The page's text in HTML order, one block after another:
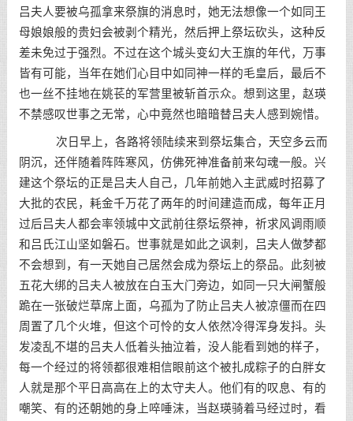
吕夫人要被乌孤拿来祭旗的消息时，她无法想像一个如同王
母娘娘般的贵妇会被剥个精光，然后押上祭坛砍头，这种反
差未免过于强烈。不过在这个城头变幻大王旗的年代，万事
皆有可能，当年在她们心目中如同神一样的毛皇后，最后不
也一丝不挂地在姚苌的军营里被斩首示众。想到这里，赵瑛
不禁感叹世事之无常，心中竟然也暗暗替吕夫人感到婉惜。
次日早上，各路将领陆续来到祭坛集合，天空多云而
阴沉，还伴随着阵阵寒风，仿佛死神准备前来勾魂一般。兴
建这个祭坛的正是吕夫人自己，几年前她入主武威时招募了
大批的农民，耗金千万花了两年的时间建造而成，每年正月
过后吕夫人都会率领城中文武前往祭坛祭神，祈求风调雨顺
和吕氏江山坚如磐石。世事就是如此之讽刺，吕夫人做梦都
不会想到，有一天她自己居然会成为祭坛上的祭品。此刻被
五花大绑的吕夫人被放在白玉大门旁边，如同一只大闸蟹般
跪在一张破烂草席上面，乌孤为了防止吕夫人被凉僵而在四
周置了几个火堆，但这个可怜的女人依然冷得浑身发抖。头
发凌乱不堪的吕夫人低着头抽泣着，没人能看到她的样子，
每一个经过的将领都很难相信眼前这个被扎成粽子的白胖女
人就是那个平日高高在上的太守夫人。他们有的叹息、有的
嘲笑、有的还朝她的身上啐唾沫，当赵瑛骑着马经过时，看